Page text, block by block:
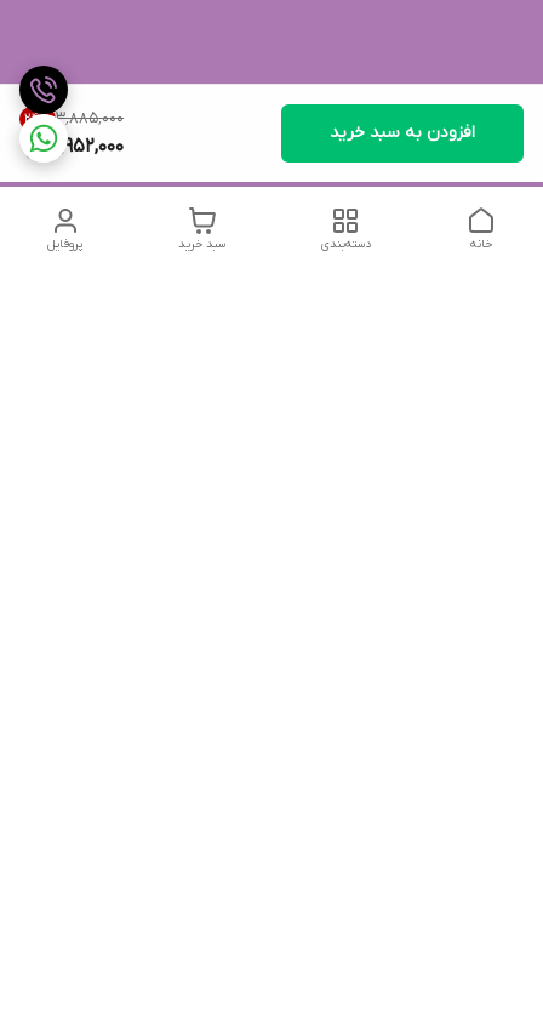
۳٬۸۸۵٬۰۰۰ 24%
2,952,000
افزودن به سبد خرید
پروفایل سبد خرید دسته‌بندی خانه